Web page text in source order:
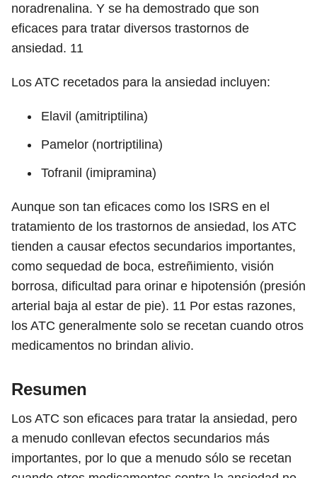
noradrenalina. Y se ha demostrado que son
eficaces para tratar diversos trastornos de
ansiedad. 11
Los ATC recetados para la ansiedad incluyen:
Elavil (amitriptilina)
Pamelor (nortriptilina)
Tofranil (imipramina)
Aunque son tan eficaces como los ISRS en el
tratamiento de los trastornos de ansiedad, los ATC
tienden a causar efectos secundarios importantes,
como sequedad de boca, estreñimiento, visión
borrosa, dificultad para orinar e hipotensión (presión
arterial baja al estar de pie). 11 Por estas razones,
los ATC generalmente solo se recetan cuando otros
medicamentos no brindan alivio.
Resumen
Los ATC son eficaces para tratar la ansiedad, pero
a menudo conllevan efectos secundarios más
importantes, por lo que a menudo sólo se recetan